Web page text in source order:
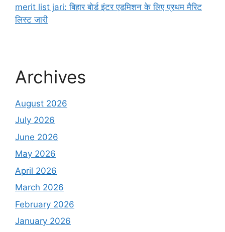
merit list jari: बिहार बोर्ड इंटर एडमिशन के लिए प्रथम मैरिट
लिस्ट जारी
Archives
August 2026
July 2026
June 2026
May 2026
April 2026
March 2026
February 2026
January 2026